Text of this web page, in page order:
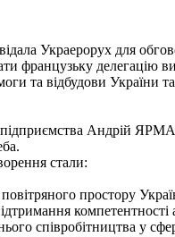
Украерорух для
французьку делегацію
та відбудови
підприємства Андрій
стали:
простору
компетентності
співробітництва у